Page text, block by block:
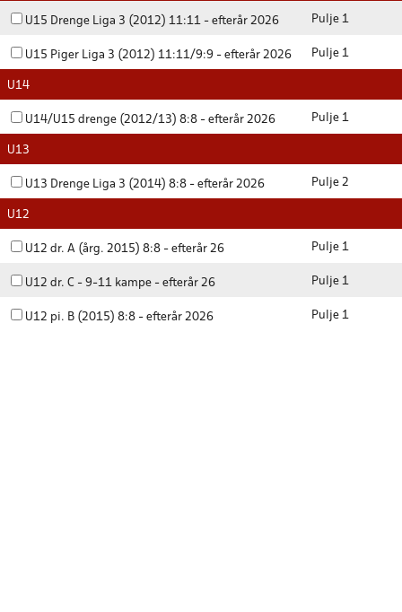
U15 Drenge Liga 3 (2012) 11:11 - efterår 2026 Pulje 1
U15 Piger Liga 3 (2012) 11:11/9:9 - efterår 2026 Pulje 1
U14
U14/U15 drenge (2012/13) 8:8 - efterår 2026 Pulje 1
U13
U13 Drenge Liga 3 (2014) 8:8 - efterår 2026 Pulje 2
U12
U12 dr. A (årg. 2015) 8:8 - efterår 26 Pulje 1
U12 dr. C - 9-11 kampe - efterår 26 Pulje 1
U12 pi. B (2015) 8:8 - efterår 2026 Pulje 1